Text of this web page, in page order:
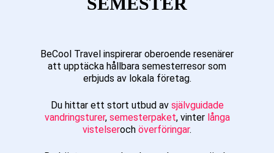
BeCool Travel inspirerar oberoende resenärer
att upptäcka hållbara semesterresor som
erbjuds av lokala företag.
Du hittar ett stort utbud av självguidade
vandringsturer, semesterpaket, vinter långa
vistelseroch överföringar.